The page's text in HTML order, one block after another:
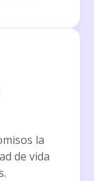
la
de vida